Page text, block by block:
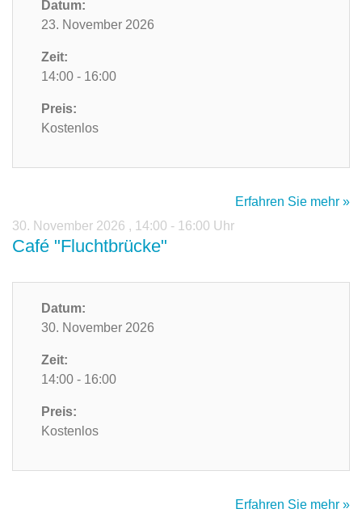
Datum:
23. November 2026
Zeit:
14:00 - 16:00
Preis:
Kostenlos
Erfahren Sie mehr »
30. November 2026 , 14:00 - 16:00 Uhr
Café "Fluchtbrücke"
Datum:
30. November 2026
Zeit:
14:00 - 16:00
Preis:
Kostenlos
Erfahren Sie mehr »